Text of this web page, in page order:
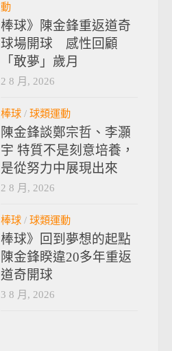
動
棒球》陳金鋒重返道奇
球場開球 感性回顧
「敢夢」歲月
2 8 月, 2026
棒球 / 球類運動
陳金鋒談鄭宗哲、李灝
宇 特質不是刻意培養，
是從努力中展現出來
2 8 月, 2026
棒球 / 球類運動
棒球》回到夢想的起點
陳金鋒睽違20多年重返
道奇開球
3 8 月, 2026